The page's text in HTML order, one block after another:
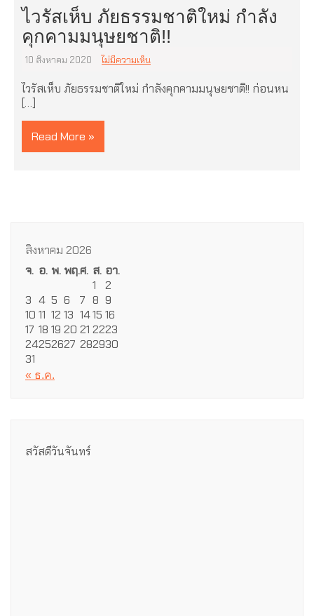
ไวรัสเห็บ ภัยธรรมชาติใหม่ กำลัง
คุกคามมนุษยชาติ!!
10 สิงหาคม 2020 ไม่มีความเห็น
ไวรัสเห็บ ภัยธรรมชาติใหม่ กำลังคุกคามมนุษยชาติ!! ก่อนหน
[…]
Read More »
สิงหาคม 2026
จ. อ. พ.พฤ.ศ. ส. อา.
1
2
3 4 5 6 7 8 9
10 11 12 13 1415 16
17 18 19 20 21 2223
24252627 282930
31
« ธ.ค.
สวัสดีวันจันทร์